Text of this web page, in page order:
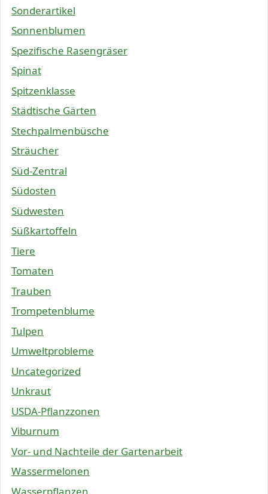
Sonderartikel
Sonnenblumen
Spezifische Rasengräser
Spinat
Spitzenklasse
Städtische Gärten
Stechpalmenbüsche
Sträucher
Süd-Zentral
Südosten
Südwesten
Süßkartoffeln
Tiere
Tomaten
Trauben
Trompetenblume
Tulpen
Umweltprobleme
Uncategorized
Unkraut
USDA-Pflanzzonen
Viburnum
Vor- und Nachteile der Gartenarbeit
Wassermelonen
Wasserpflanzen